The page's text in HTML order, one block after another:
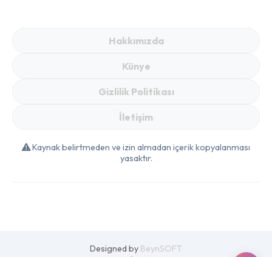
Hakkımızda
Künye
Gizlilik Politikası
İletişim
Kaynak belirtmeden ve izin almadan içerik kopyalanması
yasaktır.
Designed by BeynSOFT